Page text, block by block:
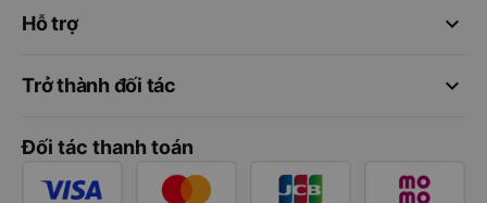
keyboard_arrow_down
Hỗ trợ
keyboard_arrow_down
Trở thành đối tác
Đối tác thanh toán